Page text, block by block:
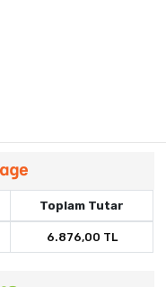
Toplam Tutar
6.876,00 TL